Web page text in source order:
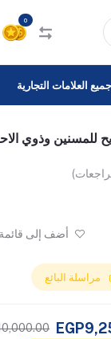
0
جميع العلامات التجارية
وذوي
أضف إلى